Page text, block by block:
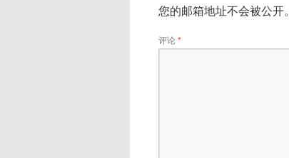
您的邮箱地址不会被公开。
评论*